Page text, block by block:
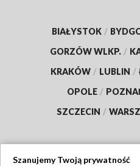
BIAŁYSTOK /
GORZÓW WLKP. /
KRAKÓW / LUBLIN /
OPOLE /
SZCZECIN /
Szanujemy Twoją prywatność